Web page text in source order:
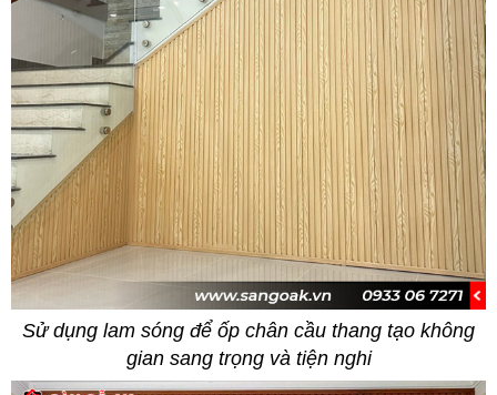
Sử dụng lam sóng để ốp chân cầu thang tạo không
gian sang trọng và tiện nghi